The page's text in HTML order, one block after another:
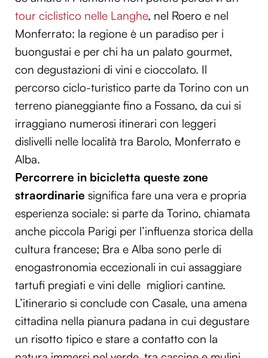
tour ciclistico nelle Langhe, nel Roero e nel
Monferrato: la regione è un paradiso per i
buongustai e per chi ha un palato gourmet,
con degustazioni di vini e cioccolato. Il
percorso ciclo-turistico parte da Torino con un
terreno pianeggiante fino a Fossano, da cui si
irraggiano numerosi itinerari con leggeri
dislivelli nelle località tra Barolo, Monferrato e
Alba.
Percorrere in bicicletta queste zone
straordinarie significa fare una vera e propria
esperienza sociale: si parte da Torino, chiamata
anche piccola Parigi per l’influenza storica della
cultura francese; Bra e Alba sono perle di
enogastronomia eccezionali in cui assaggiare
tartufi pregiati e vini delle migliori cantine.
L’itinerario si conclude con Casale, una amena
cittadina nella pianura padana in cui degustare
un risotto tipico e stare a contatto con la